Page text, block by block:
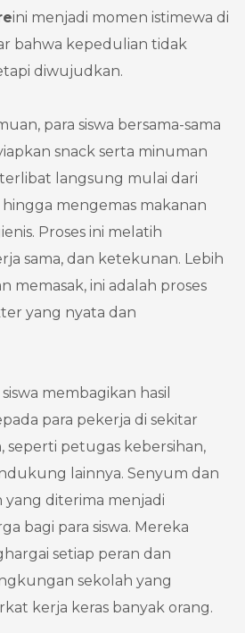
ini menjadi momen istimewa di
bahwa kepedulian tidak
diwujudkan.
para siswa bersama-sama
snack serta minuman
langsung mulai dari
mengemas makanan
Proses ini melatih
sama, dan ketekunan. Lebih
memasak, ini adalah proses
yang nyata dan
membagikan hasil
para pekerja di sekitar
seperti petugas kebersihan,
lainnya. Senyum dan
yang diterima menjadi
bagi para siswa. Mereka
setiap peran dan
sekolah yang
kerja keras banyak orang.